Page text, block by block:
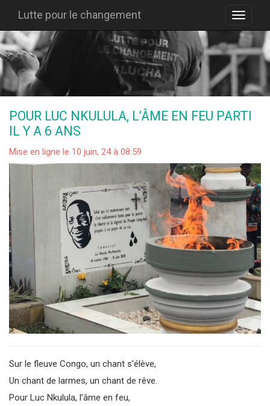
Lutte pour le changement
POUR LUC NKULULA, L’ÂME EN FEU PARTI
IL Y A 6 ANS
Mise en ligne le 10 juin, 24 à 08:59
Sur le fleuve Congo, un chant s’élève,
Un chant de larmes, un chant de rêve.
Pour Luc Nkulula, l’âme en feu,